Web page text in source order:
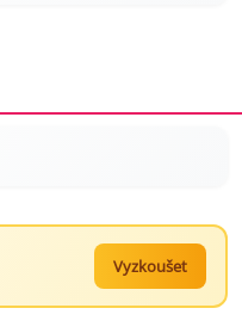
Vyzkoušet